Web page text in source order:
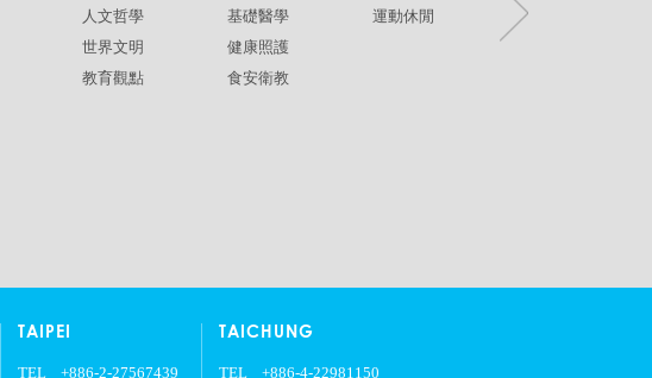
人文哲學
世界文明
教育觀點
基礎醫學
健康照護
食安衛教
運動休閒
社政人文
TAIPEI
TEL +886-2-27567439
TAICHUNG
TEL +886-4-22981150